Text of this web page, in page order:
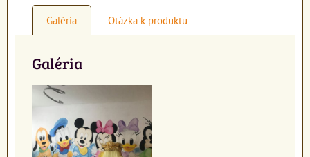
Galéria Otázka k produktu
Galéria